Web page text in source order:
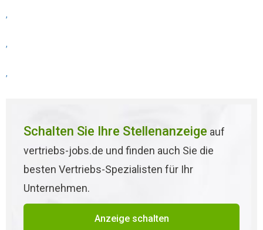
,
,
,
Schalten Sie Ihre Stellenanzeige auf
vertriebs-jobs.de und finden auch Sie die
besten Vertriebs-Spezialisten für Ihr
Unternehmen.
Anzeige schalten